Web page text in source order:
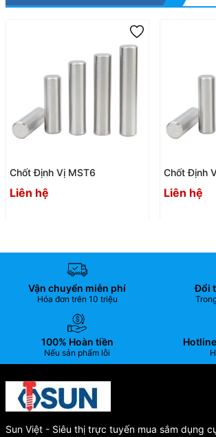
Chốt Định Vị MST6
Liên hệ
Chốt Định
Liên hệ
Vận chuyển miễn phí
Hóa đơn trên 10 triệu
Đổi
100% Hoàn tiền
Nếu sản phẩm lỗi
Sun Việt - Siêu thị trực tuyến mua sắm dụng